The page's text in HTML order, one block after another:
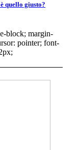
quello giusto?
block; margin-
pointer; font-